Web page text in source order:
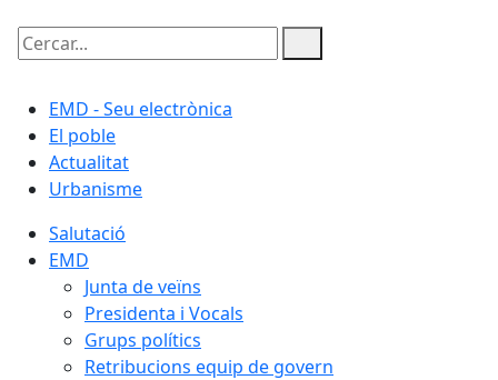
Cercar:
EMD - Seu electrònica
El poble
Actualitat
Urbanisme
Salutació
EMD
Junta de veïns
Presidenta i Vocals
Grups polítics
Retribucions equip de govern